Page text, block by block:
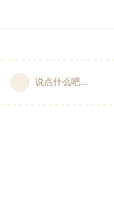
说点什么吧...